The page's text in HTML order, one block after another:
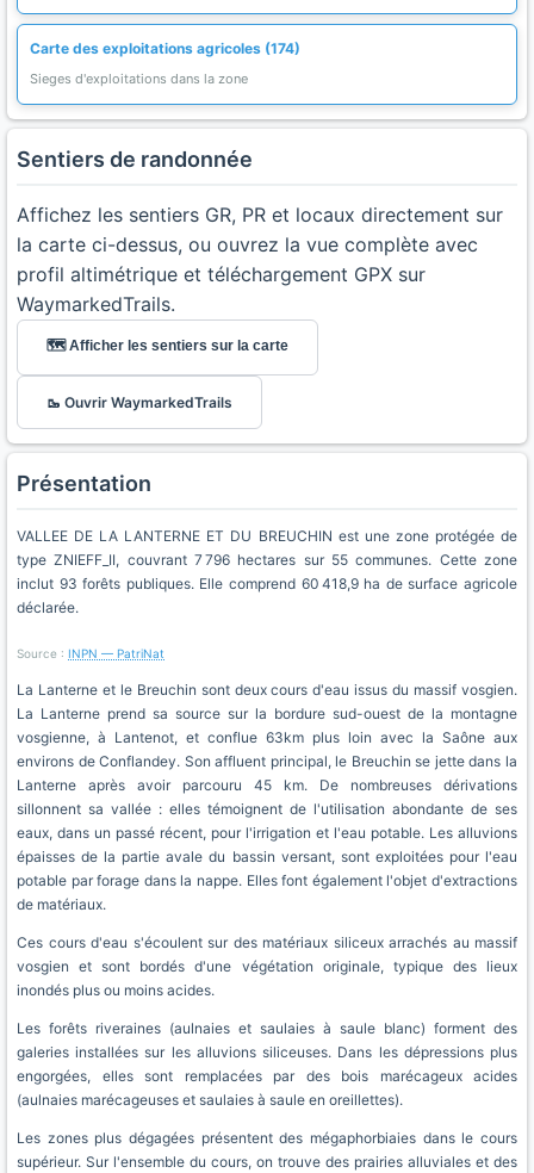
Carte des exploitations agricoles (174)
Sieges d'exploitations dans la zone
Sentiers de randonnée
Affichez les sentiers GR, PR et locaux directement sur
la carte ci-dessus, ou ouvrez la vue complète avec
profil altimétrique et téléchargement GPX sur
WaymarkedTrails.
🗺️ Afficher les sentiers sur la carte
🥾 Ouvrir WaymarkedTrails
Présentation
VALLEE DE LA LANTERNE ET DU BREUCHIN est une zone protégée de
type ZNIEFF_II, couvrant 7 796 hectares sur 55 communes. Cette zone
inclut 93 forêts publiques. Elle comprend 60 418,9 ha de surface agricole
déclarée.
Source : INPN — PatriNat
La Lanterne et le Breuchin sont deux cours d'eau issus du massif vosgien.
La Lanterne prend sa source sur la bordure sud-ouest de la montagne
vosgienne, à Lantenot, et conflue 63km plus loin avec la Saône aux
environs de Conflandey. Son affluent principal, le Breuchin se jette dans la
Lanterne après avoir parcouru 45 km. De nombreuses dérivations
sillonnent sa vallée : elles témoignent de l'utilisation abondante de ses
eaux, dans un passé récent, pour l'irrigation et l'eau potable. Les alluvions
épaisses de la partie avale du bassin versant, sont exploitées pour l'eau
potable par forage dans la nappe. Elles font également l'objet d'extractions
de matériaux.
Ces cours d'eau s'écoulent sur des matériaux siliceux arrachés au massif
vosgien et sont bordés d'une végétation originale, typique des lieux
inondés plus ou moins acides.
Les forêts riveraines (aulnaies et saulaies à saule blanc) forment des
galeries installées sur les alluvions siliceuses. Dans les dépressions plus
engorgées, elles sont remplacées par des bois marécageux acides
(aulnaies marécageuses et saulaies à saule en oreillettes).
Les zones plus dégagées présentent des mégaphorbiaies dans le cours
supérieur. Sur l'ensemble du cours, on trouve des prairies alluviales et des